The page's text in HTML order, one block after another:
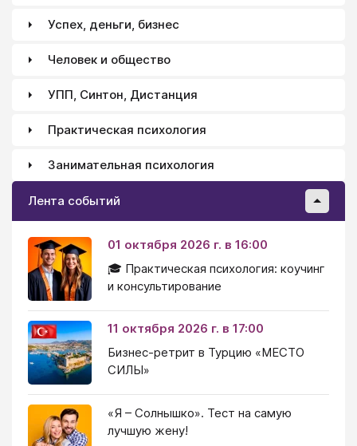
Успех, деньги, бизнес
Человек и общество
УПП, Синтон, Дистанция
Практическая психология
Занимательная психология
Лента событий
01 октября 2026 г. в 16:00
🎓 Практическая психология: коучинг
и консультирование
11 октября 2026 г. в 17:00
Бизнес-ретрит в Турцию «МЕСТО
СИЛЫ»
«Я – Солнышко». Тест на самую
лучшую жену!